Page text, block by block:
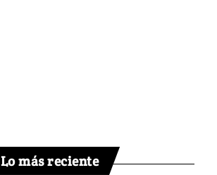
Lo más reciente